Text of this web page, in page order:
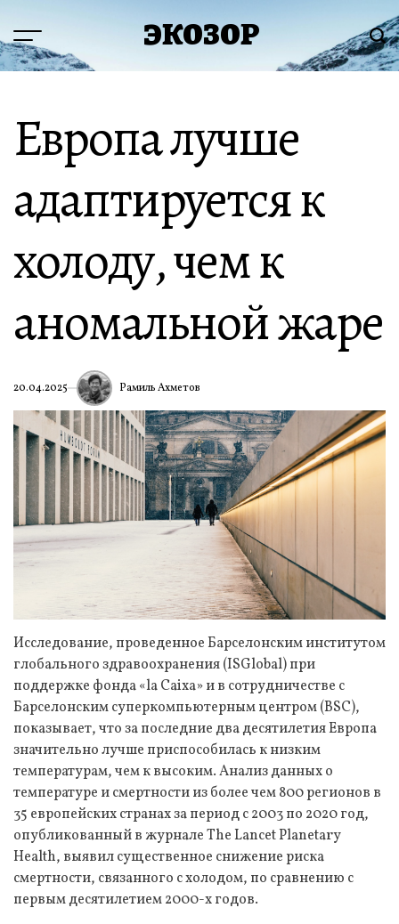
содержимому
Меню ЭКОЗОР
Европа лучше
адаптируется к
холоду, чем к
аномальной жаре
20.04.2025 Рамиль Ахметов
Исследование, проведенное Барселонским институтом
глобального здравоохранения (ISGlobal) при
поддержке фонда «la Caixa» и в сотрудничестве с
Барселонским суперкомпьютерным центром (BSC),
показывает, что за последние два десятилетия Европа
значительно лучше приспособилась к низким
температурам, чем к высоким. Анализ данных о
температуре и смертности из более чем 800 регионов в
35 европейских странах за период с 2003 по 2020 год,
опубликованный в журнале The Lancet Planetary
Health, выявил существенное снижение риска
смертности, связанного с холодом, по сравнению с
первым десятилетием 2000-х годов.